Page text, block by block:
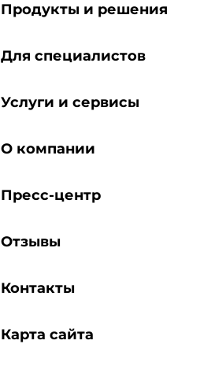
Продукты и решения
Для специалистов
Услуги и сервисы
О компании
Пресс-центр
Отзывы
Контакты
Карта сайта